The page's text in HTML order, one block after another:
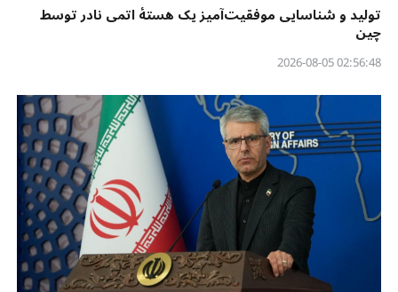
تولید و شناسایی موفقیت‌آمیز یک هستهٔ اتمی نادر توسط
چین
02:56:48 2026-08-05